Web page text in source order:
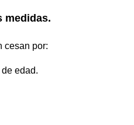
medidas.
cesan por:
edad.